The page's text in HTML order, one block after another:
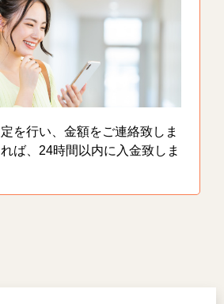
を行い、金額をご連絡致しま
ば、24時間以内に入金致しま